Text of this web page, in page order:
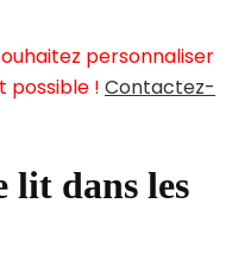
personnaliser
possible ! Contactez-
lit dans les